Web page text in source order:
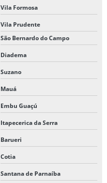
Vila Formosa
Vila Prudente
São Bernardo do Campo
Diadema
Suzano
Mauá
Embu Guaçú
Itapecerica da Serra
Barueri
Cotia
Santana de Parnaíba